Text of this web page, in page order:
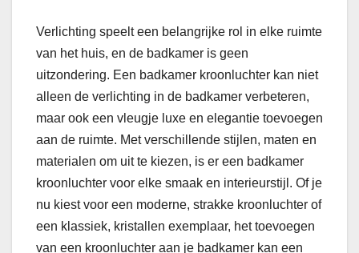
Verlichting speelt een belangrijke rol in elke ruimte
van het huis, en de badkamer is geen
uitzondering. Een badkamer kroonluchter kan niet
alleen de verlichting in de badkamer verbeteren,
maar ook een vleugje luxe en elegantie toevoegen
aan de ruimte. Met verschillende stijlen, maten en
materialen om uit te kiezen, is er een badkamer
kroonluchter voor elke smaak en interieurstijl. Of je
nu kiest voor een moderne, strakke kroonluchter of
een klassiek, kristallen exemplaar, het toevoegen
van een kroonluchter aan je badkamer kan een